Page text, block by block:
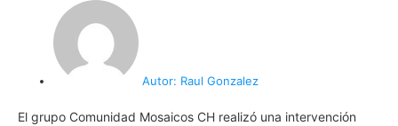
Autor: Raul Gonzalez
El grupo Comunidad Mosaicos CH realizó una intervención